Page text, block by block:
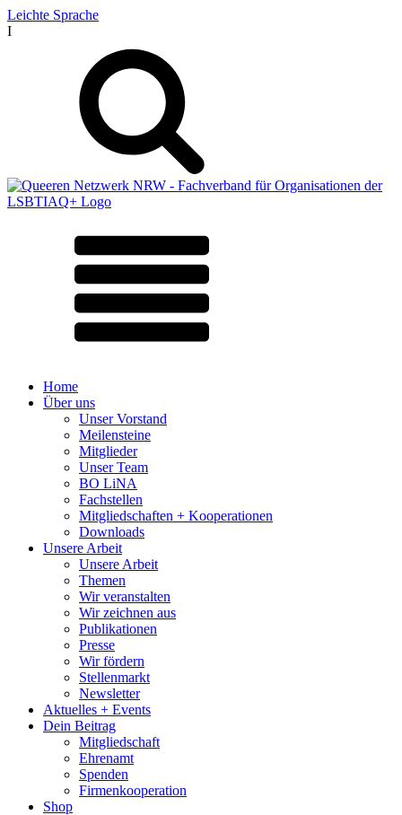
Leichte Sprache
I
Home
Über uns
Unser Vorstand
Meilensteine
Mitglieder
Unser Team
BO LiNA
Fachstellen
Mitgliedschaften + Kooperationen
Downloads
Unsere Arbeit
Unsere Arbeit
Themen
Wir veranstalten
Wir zeichnen aus
Publikationen
Presse
Wir fördern
Stellenmarkt
Newsletter
Aktuelles + Events
Dein Beitrag
Mitgliedschaft
Ehrenamt
Spenden
Firmenkooperation
Shop